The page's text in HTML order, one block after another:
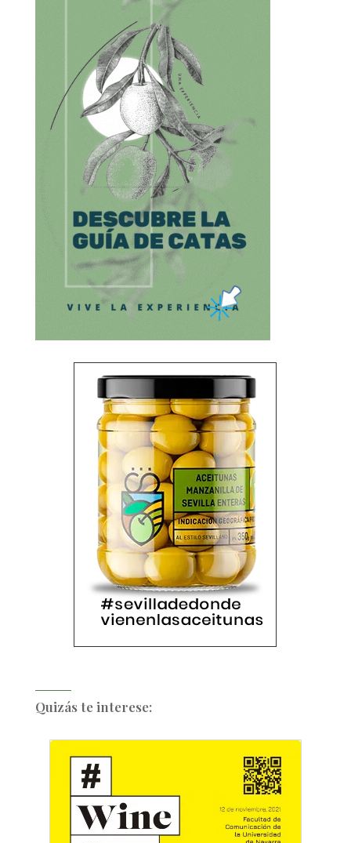
Quizás te interese: